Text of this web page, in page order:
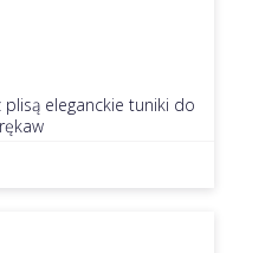
plisą eleganckie tuniki do